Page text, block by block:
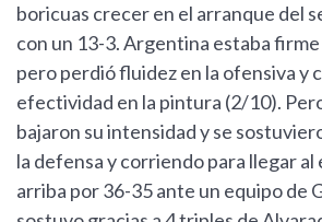
boricuas crecer en el arranque del
con un 13-3. Argentina estaba
pero perdió fluidez en la ofensiva y
efectividad en la pintura (2/10).
bajaron su intensidad y se
la defensa y corriendo para llegar
arriba por 36-35 ante un equipo de